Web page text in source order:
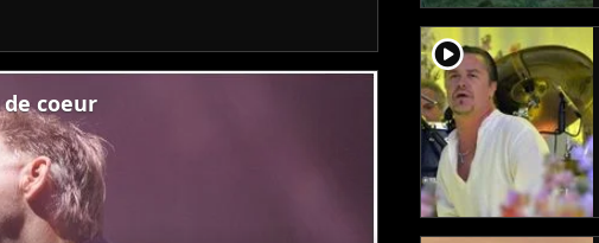
de coeur
player2